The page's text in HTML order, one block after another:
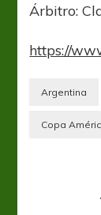
Árbitro:
https://
Argentina
Copa